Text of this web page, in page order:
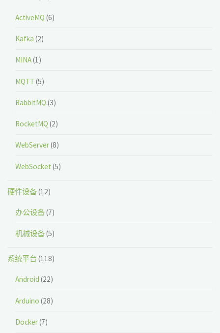
ActiveMQ (6)
Kafka (2)
MINA(1)
MQTT (5)
RabbitMQ (3)
RocketMQ (2)
WebServer(8)
WebSocket (5)
硬件设备(12)
办公设备(7)
机械设备(5)
系统平台 (118)
Android (22)
Arduino (28)
Docker(7)